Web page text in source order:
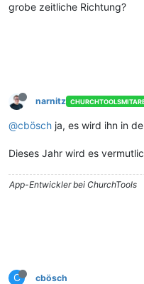
grobe zeitliche Richtung?
narnitz
@cbösch ja, es wird ihn in
Dieses Jahr wird es
App-Entwickler bei ChurchTools
C cbösch